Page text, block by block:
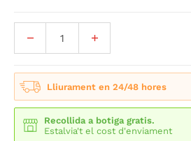
Lliurament en 24/48 hores
Recollida a botiga gratis.
Estalvia't el cost d'enviament